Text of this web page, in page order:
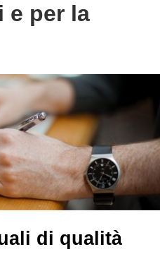
e per la
di qualità